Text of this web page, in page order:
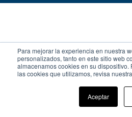
Para mejorar la experiencia en nuestra
personalizados, tanto en este sitio web
almacenamos cookies en su dispositivo.
las cookies que utilizamos, revisa nuestra
Aceptar